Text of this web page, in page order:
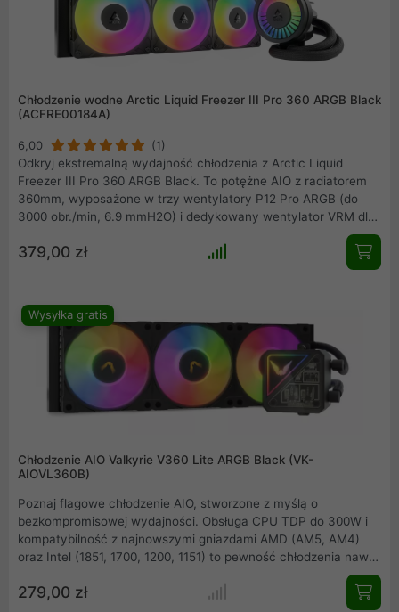
Chłodzenie wodne Arctic Liquid Freezer III Pro 360 ARGB Black
(ACFRE00184A)
6,00
(1)
Odkryj ekstremalną wydajność chłodzenia z Arctic Liquid
Freezer III Pro 360 ARGB Black. To potężne AIO z radiatorem
360mm, wyposażone w trzy wentylatory P12 Pro ARGB (do
3000 obr./min, 6.9 mmH2O) i dedykowany wentylator VRM dla
kompatybilność z najnowszymi gniazdami Intel LGA1851/1700 i
AMD AM5/AM4. Sterowanie PWM, efektowne oświetlenie A-
379,00 zł
Wysyłka gratis
Chłodzenie AIO Valkyrie V360 Lite ARGB Black (VK-
AIOVL360B)
Poznaj flagowe chłodzenie AIO, stworzone z myślą o
bezkompromisowej wydajności. Obsługa CPU TDP do 300W i
kompatybilność z najnowszymi gniazdami AMD (AM5, AM4)
oraz Intel (1851, 1700, 1200, 1151) to pewność chłodzenia nawet
najmocniejszych jednostek. Trzy wentylatory Valkyrie B12 A-
RGB (2150RPM, 81.68CFM) i pompa PWM (do 2800RPM)
279,00 zł